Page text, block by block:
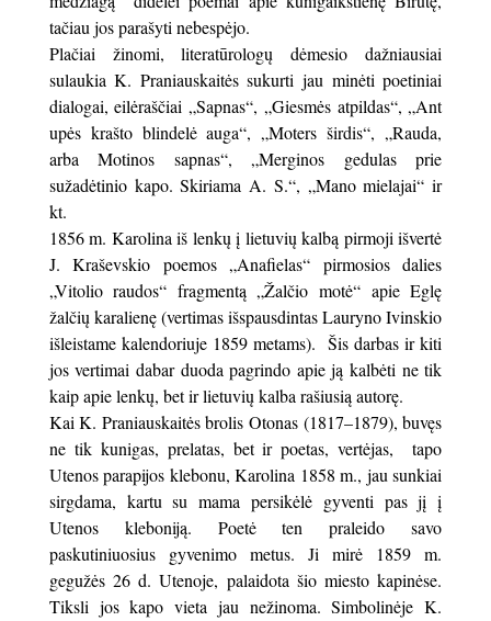
tačiau jos parašyti nebespėjo.
Plačiai žinomi, literatūrologų dėmesio dažniausiai
sulaukia K. Praniauskaitės sukurti jau minėti poetiniai
dialogai, eilėraščiai „Sapnas“, „Giesmės atpildas“, „Ant
upės krašto blindelė auga“, „Moters širdis“, „Rauda,
arba Motinos sapnas“, „Merginos gedulas prie
sužadėtinio kapo. Skiriama A. S.“, „Mano mielajai“ ir
kt.
1856 m. Karolina iš lenkų į lietuvių kalbą pirmoji išvertė
J. Kraševskio poemos „Anafielas“ pirmosios dalies
„Vitolio raudos“ fragmentą „Žalčio motė“ apie Eglę
žalčių karalienę (vertimas išspausdintas Lauryno Ivinskio
išleistame kalendoriuje 1859 metams). Šis darbas ir kiti
jos vertimai dabar duoda pagrindo apie ją kalbėti ne tik
kaip apie lenkų, bet ir lietuvių kalba rašiusią autorę.
Kai K. Praniauskaitės brolis Otonas (1817–1879), buvęs
ne tik kunigas, prelatas, bet ir poetas, vertėjas, tapo
Utenos parapijos klebonu, Karolina 1858 m., jau sunkiai
sirgdama, kartu su mama persikėlė gyventi pas jį į
Utenos kleboniją. Poetė ten praleido savo
paskutiniuosius gyvenimo metus. Ji mirė 1859 m.
gegužės 26 d. Utenoje, palaidota šio miesto kapinėse.
Tiksli jos kapo vieta jau nežinoma. Simbolinėje K.